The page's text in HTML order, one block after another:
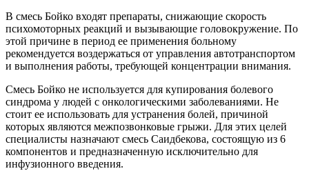
В смесь Бойко входят препараты, снижающие скорость
психомоторных реакций и вызывающие головокружение. По
этой причине в период ее применения больному
рекомендуется воздержаться от управления автотранспортом
и выполнения работы, требующей концентрации внимания.
Смесь Бойко не используется для купирования болевого
синдрома у людей с онкологическими заболеваниями. Не
стоит ее использовать для устранения болей, причиной
которых являются межпозвонковые грыжи. Для этих целей
специалисты назначают смесь Саидбекова, состоящую из 6
компонентов и предназначенную исключительно для
инфузионного введения.